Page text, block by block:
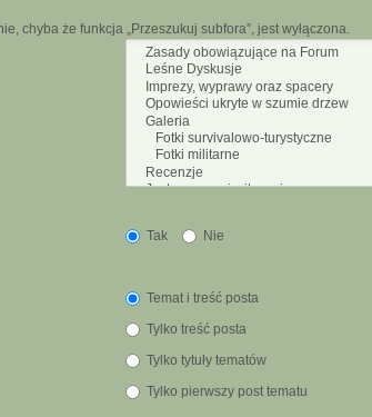
chyba że funkcja „Przeszukuj subfora”, jest wyłączona.
Tak
Nie
Temat i treść posta
Tylko treść posta
Tylko tytuły tematów
Tylko pierwszy post tematu